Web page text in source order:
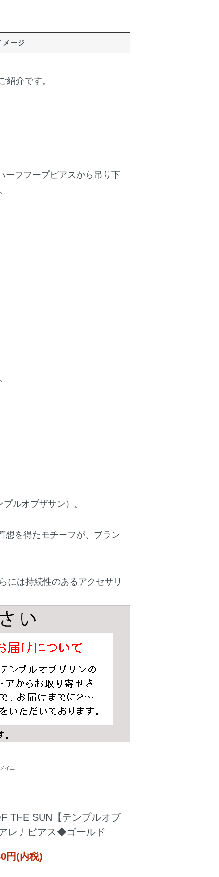
メージ
介です。
ーフフープピアスから吊り下
ルオブザサン）。
想を得たモチーフが、ブラン
には持続性のあるアクセサリ
イユ
THE SUN【テンプルオブ
レナピアス◆ゴールド
円(内税)